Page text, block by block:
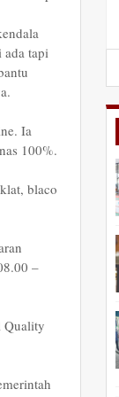
ada tapi
Ia
100%.
blaco
–
Quality